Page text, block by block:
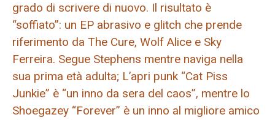
grado di scrivere di nuovo. Il risultato è
“soffiato”: un EP abrasivo e glitch che prende
riferimento da The Cure, Wolf Alice e Sky
Ferreira. Segue Stephens mentre naviga nella
sua prima età adulta; L’apri punk “Cat Piss
Junkie” è “un inno da sera del caos”, mentre lo
Shoegazey “Forever” è un inno al migliore amico